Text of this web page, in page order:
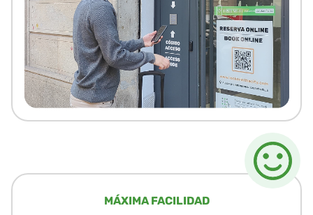
MÁXIMA FACILIDAD